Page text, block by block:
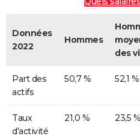
Données
2022
Hommes
des
Part des
actifs
50,7 % 52,1 %
Taux
d'activité
21,0 % 23,5 %